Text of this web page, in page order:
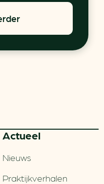
Actueel
Nieuws
Praktijkverhalen